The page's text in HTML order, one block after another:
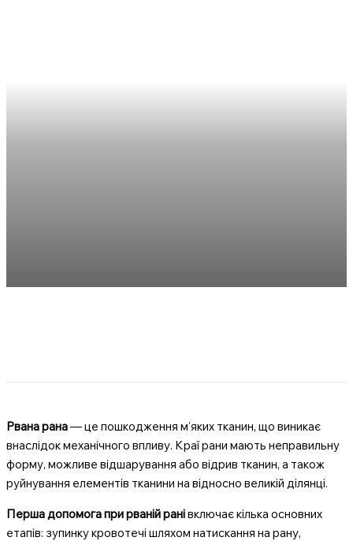
Рвана рана— це пошкодження м’яких тканин, що виникає
внаслідок механічного впливу. Краї рани мають неправильну
форму, можливе відшарування або відрив тканин, а також
руйнування елементів тканини на відносно великій ділянці.
Перша допомога при рваній ранівключає кілька основних
етапів: зупинку кровотечі шляхом натискання на рану,